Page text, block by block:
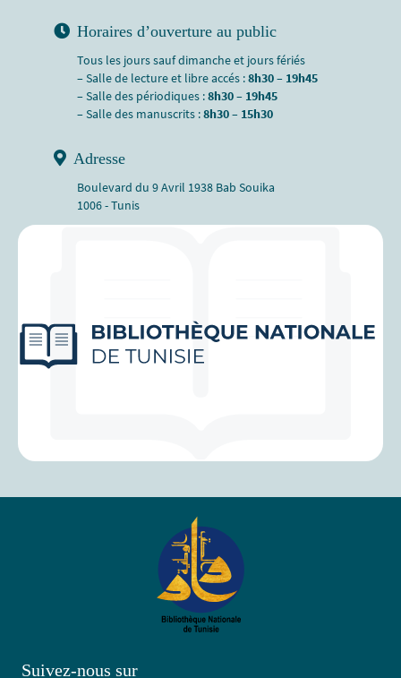
Horaires d’ouverture au public
Tous les jours sauf dimanche et jours fériés
– Salle de lecture et libre accés :8h30 – 19h45
– Salle des périodiques :8h30 – 19h45
– Salle des manuscrits :8h30 – 15h30
Adresse
Boulevard du 9 Avril 1938 Bab Souika
1006 - Tunis
Suivez-nous sur